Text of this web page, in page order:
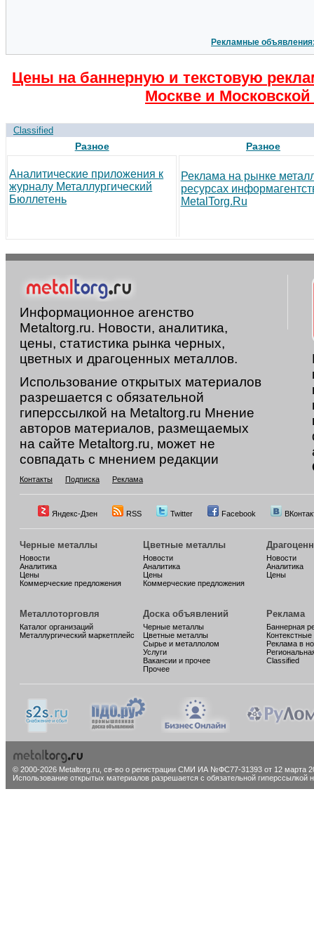
Рекламные
Цены на баннерную и текстовую
Москве и Московской
Classified
Разное
Аналитические приложения к
журналу Металлургический
Бюллетень
Разное
Реклама на рынке
ресурсах
MetalTorg.Ru
Информационное агенство
Metaltorg.ru. Новости, аналитика,
цены, статистика рынка черных,
цветных и драгоценных металлов.
Использование открытых материалов
разрешается с обязательной
гиперссылкой на Metaltorg.ru Мнение
авторов материалов, размещаемых
на сайте Metaltorg.ru, может не
совпадать с мнением редакции
Контакты Подписка Реклама
Яндекс-Дзен RSS Twitter Facebook
Черные металлы
Новости
Аналитика
Цены
Коммерческие предложения
Цветные металлы
Новости
Аналитика
Цены
Коммерческие предложения
Новости
Аналитика
Цены
Металлоторговля
Каталог организаций
Металлургический маркетплейс
Доска объявлений
Черные металлы
Цветные металлы
Сырье и металлолом
Услуги
Вакансии и прочее
Прочее
Реклама
Баннерная
Реклама в
Classified
© 2000-2026 Metaltorg.ru, св-во о регистрации СМИ ИА №ФС77-31393 от 12 марта
Использование открытых материалов разрешается с обязательной гиперссылкой